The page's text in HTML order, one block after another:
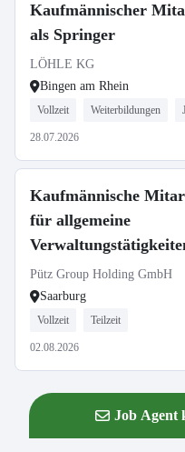
Kaufmännischer
als Springer
LÖHLE KG
Bingen am Rhein
Vollzeit Weiterbildungen
28.07.2026
Kaufmännische
für allgemeine
35 Std.
Pütz Group Holding GmbH
Saarburg
Vollzeit Teilzeit
02.08.2026
Job Agent